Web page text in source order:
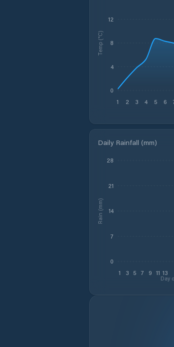
1 2 3 4 5 6
0
4
8
12
Temp (°C)
Daily Rainfall (mm)
1 3 5 7 9 11 13
Day
0
7
14
21
28
Rain (mm)